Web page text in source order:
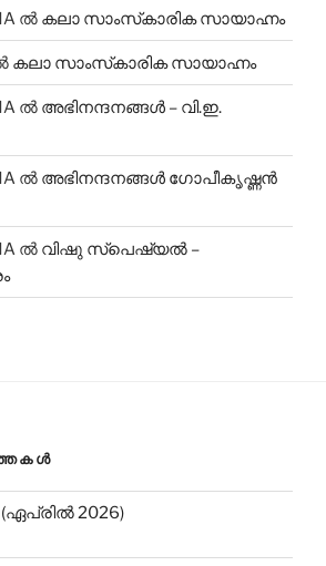
ല്‍ കലാ സാംസ്‌കാരിക സായാഹ്നം
കലാ സാംസ്‌കാരിക സായാഹ്നം
ല്‍ അഭിനന്ദനങ്ങൾ – വി.ഇ.
ല്‍ അഭിനന്ദനങ്ങൾ ഗോപീകൃഷ്ണൻ
ല്‍ വിഷു സ്പെഷ്യൽ –
2026)